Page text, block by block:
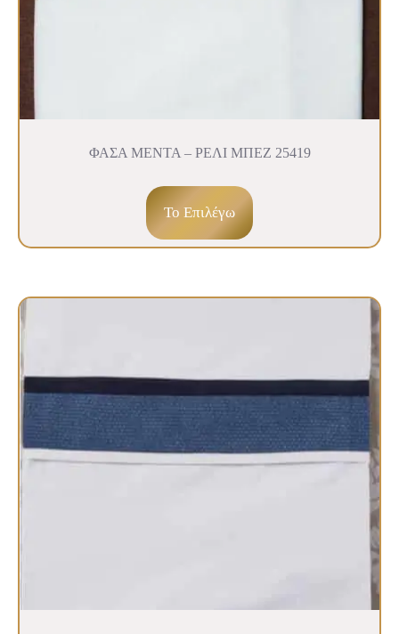
ΦΑΣΑ ΜΕΝΤΑ – ΡΕΛΙ ΜΠΕΖ 25419
To Επιλέγω